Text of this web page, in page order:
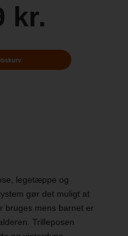
kr.
legetæppe og
gør det muligt at
bruges mens barnet er
Trilleposen